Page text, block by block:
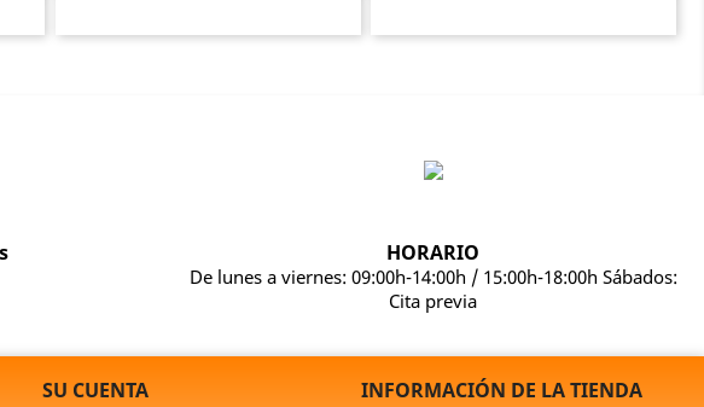
HORARIO
De lunes a viernes: 09:00h-14:00h / 15:00h-18:00h Sábados:
Cita previa
SU CUENTA
INFORMACIÓN DE LA TIENDA